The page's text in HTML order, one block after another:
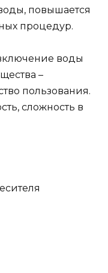
повышается
процедур.
воды
–
пользования.
сложность в